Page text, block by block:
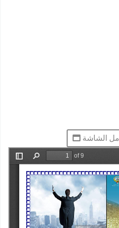
الشاشة